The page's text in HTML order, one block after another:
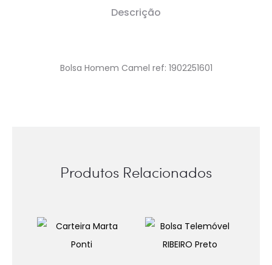
Descrição
Bolsa Homem Camel ref: 1902251601
Produtos Relacionados